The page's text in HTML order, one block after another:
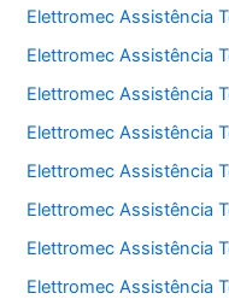
Elettromec Assistência
Elettromec Assistência
Elettromec Assistência
Elettromec Assistência
Elettromec Assistência
Elettromec Assistência
Elettromec Assistência
Elettromec Assistência